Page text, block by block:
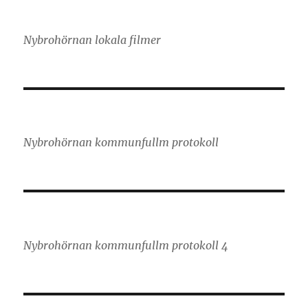
Nybrohörnan lokala filmer
Nybrohörnan kommunfullm protokoll
Nybrohörnan kommunfullm protokoll 4